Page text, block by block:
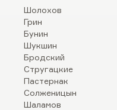
Шолохов
Грин
Бунин
Шукшин
Бродский
Стругацкие
Пастернак
Солженицын
Шаламов